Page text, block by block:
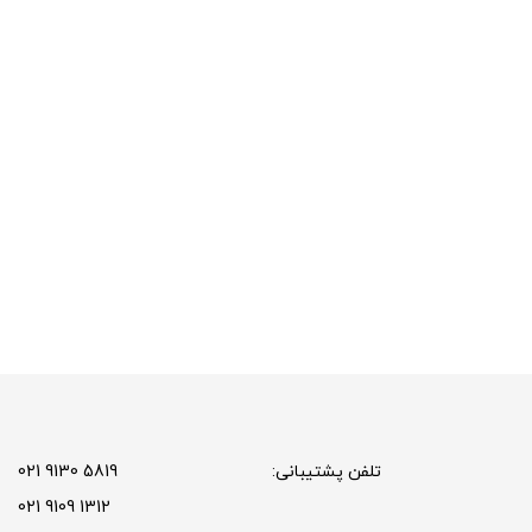
تلفن پشتیبانی:
5819 9130 021
1312 9109 021